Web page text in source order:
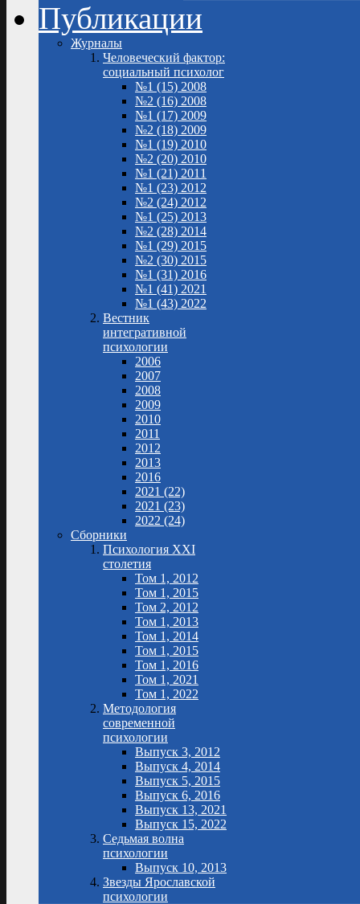
Публикации
Журналы
Человеческий фактор:
социальный психолог
№1 (15) 2008
№2 (16) 2008
№1 (17) 2009
№2 (18) 2009
№1 (19) 2010
№2 (20) 2010
№1 (21) 2011
№1 (23) 2012
№2 (24) 2012
№1 (25) 2013
№2 (28) 2014
№1 (29) 2015
№2 (30) 2015
№1 (31) 2016
№1 (41) 2021
№1 (43) 2022
Вестник
интегративной
психологии
2006
2007
2008
2009
2010
2011
2012
2013
2016
2021 (22)
2021 (23)
2022 (24)
Сборники
Психология XXI
столетия
Том 1, 2012
Том 1, 2015
Том 2, 2012
Том 1, 2013
Том 1, 2014
Том 1, 2015
Том 1, 2016
Том 1, 2021
Том 1, 2022
Методология
современной
психологии
Выпуск 3, 2012
Выпуск 4, 2014
Выпуск 5, 2015
Выпуск 6, 2016
Выпуск 13, 2021
Выпуск 15, 2022
Седьмая волна
психологии
Выпуск 10, 2013
Звезды Ярославской
психологии